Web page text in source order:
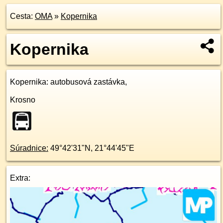
Cesta: OMA» Kopernika
Kopernika
Kopernika: autobusová zastávka,
Krosno
Súradnice: 49°42'31"N , 21°44'45"E
Extra: